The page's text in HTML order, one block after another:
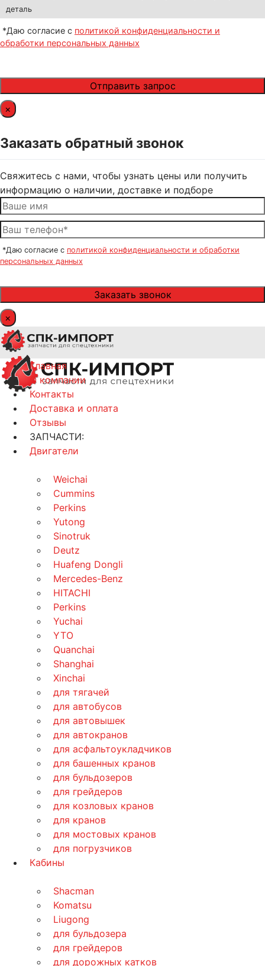
деталь
*Даю согласие с политикой конфиденциальности и
обработки персональных данных
×
Заказать обратный звонок
Свяжитесь с нами, чтобы узнать цены или получить
информацию о наличии, доставке и подборе
*Даю согласие с политикой конфиденциальности и обработки
персональных данных
×
Главная
О компании
Контакты
Доставка и оплата
Отзывы
ЗАПЧАСТИ:
Двигатели
Weichai
Cummins
Perkins
Yutong
Sinotruk
Deutz
Huafeng Dongli
Mercedes-Benz
HITACHI
Perkins
Yuchai
YTO
Quanchai
Shanghai
Xinchai
для тягачей
для автобусов
для автовышек
для автокранов
для асфальтоукладчиков
для башенных кранов
для бульдозеров
для грейдеров
для козловых кранов
для кранов
для мостовых кранов
для погрузчиков
Кабины
Shacman
Komatsu
Liugong
для бульдозера
для грейдеров
для дорожных катков